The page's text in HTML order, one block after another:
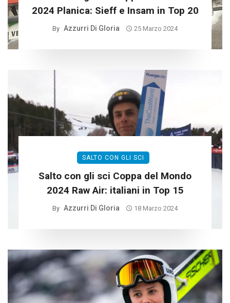
2024 Planica: Sieff e Insam in Top 20
By Azzurri Di Gloria 25 Marzo 2024
SALTO CON GLI SCI
Salto con gli sci Coppa del Mondo
2024 Raw Air: italiani in Top 15
By Azzurri Di Gloria 18 Marzo 2024